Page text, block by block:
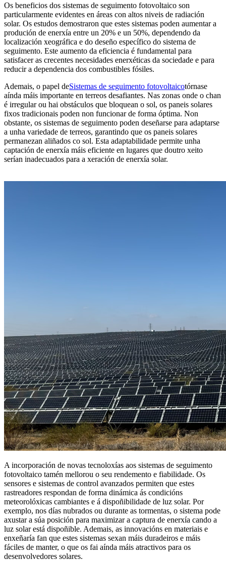
Os beneficios dos sistemas de seguimento fotovoltaico son
particularmente evidentes en áreas con altos niveis de radiación
solar. Os estudos demostraron que estes sistemas poden aumentar a
produción de enerxía entre un 20% e un 50%, dependendo da
localización xeográfica e do deseño específico do sistema de
seguimento. Este aumento da eficiencia é fundamental para
satisfacer as crecentes necesidades enerxéticas da sociedade e para
reducir a dependencia dos combustibles fósiles.
Ademais, o papel deSistemas de seguimento fotovoltaicotórnase
aínda máis importante en terreos desafiantes. Nas zonas onde o chan
é irregular ou hai obstáculos que bloquean o sol, os paneis solares
fixos tradicionais poden non funcionar de forma óptima. Non
obstante, os sistemas de seguimento poden deseñarse para adaptarse
a unha variedade de terreos, garantindo que os paneis solares
permanezan aliñados co sol. Esta adaptabilidade permite unha
captación de enerxía máis eficiente en lugares que doutro xeito
serían inadecuados para a xeración de enerxía solar.
A incorporación de novas tecnoloxías aos sistemas de seguimento
fotovoltaico tamén mellorou o seu rendemento e fiabilidade. Os
sensores e sistemas de control avanzados permiten que estes
rastreadores respondan de forma dinámica ás condicións
meteorolóxicas cambiantes e á dispoñibilidade de luz solar. Por
exemplo, nos días nubrados ou durante as tormentas, o sistema pode
axustar a súa posición para maximizar a captura de enerxía cando a
luz solar está dispoñible. Ademais, as innovacións en materiais e
enxeñaría fan que estes sistemas sexan máis duradeiros e máis
fáciles de manter, o que os fai aínda máis atractivos para os
desenvolvedores solares.